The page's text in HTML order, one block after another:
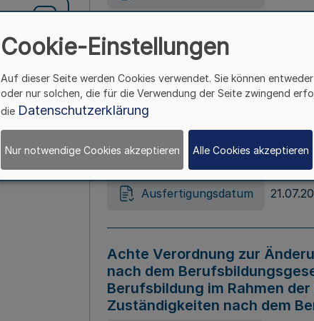
Gesetz zur Vermeidung von
Ausfertigungsdatum
Gesetz zur Änderung des
Ausfertigungsdatum
Achte Verordnung zur
nach dem
Berufsbildung im Rahmen
Zuständigkeiten nach dem
Cookie-Einstellungen
Auf dieser Seite werden Cookies verwendet. Sie können
oder nur solchen, die für die Verwendung der Seite zwingend
die Datenschutzerklärung
Nur notwendige Cookies akzeptieren Alle Cookies akzeptieren